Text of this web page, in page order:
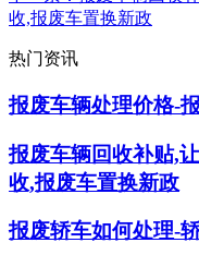
收,报废车置换新政
热门资讯
报废车辆处理价格-
报废车辆回收补贴,
收,报废车置换新政
报废轿车如何处理-